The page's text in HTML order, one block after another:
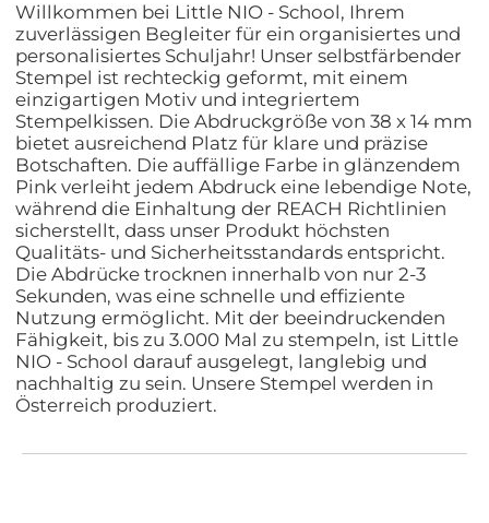
Willkommen bei Little NIO - School, Ihrem
zuverlässigen Begleiter für ein organisiertes und
personalisiertes Schuljahr! Unser selbstfärbender
Stempel ist rechteckig geformt, mit einem
einzigartigen Motiv und integriertem
Stempelkissen. Die Abdruckgröße von 38 x 14 mm
bietet ausreichend Platz für klare und präzise
Botschaften. Die auffällige Farbe in glänzendem
Pink verleiht jedem Abdruck eine lebendige Note,
während die Einhaltung der REACH Richtlinien
sicherstellt, dass unser Produkt höchsten
Qualitäts- und Sicherheitsstandards entspricht.
Die Abdrücke trocknen innerhalb von nur 2-3
Sekunden, was eine schnelle und effiziente
Nutzung ermöglicht. Mit der beeindruckenden
Fähigkeit, bis zu 3.000 Mal zu stempeln, ist Little
NIO - School darauf ausgelegt, langlebig und
nachhaltig zu sein. Unsere Stempel werden in
Österreich produziert.